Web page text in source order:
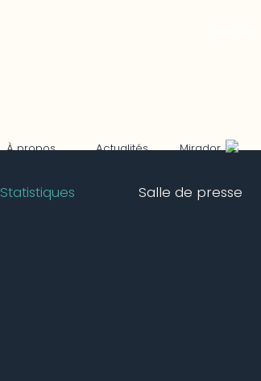
À propos Actualités Mirador
Statistiques Salle de presse